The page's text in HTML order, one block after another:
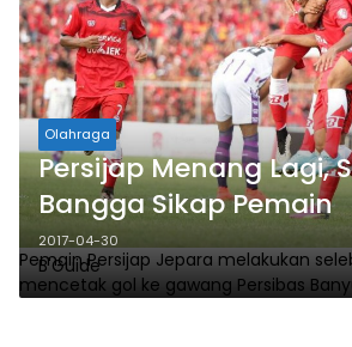
Pemain Persijap Jepara melakukan
mencetak gol ke gawang Persibas
Olahraga
Persijap Menang Lagi,
Bangga Sikap Pemain
2017-04-30
B'Guide